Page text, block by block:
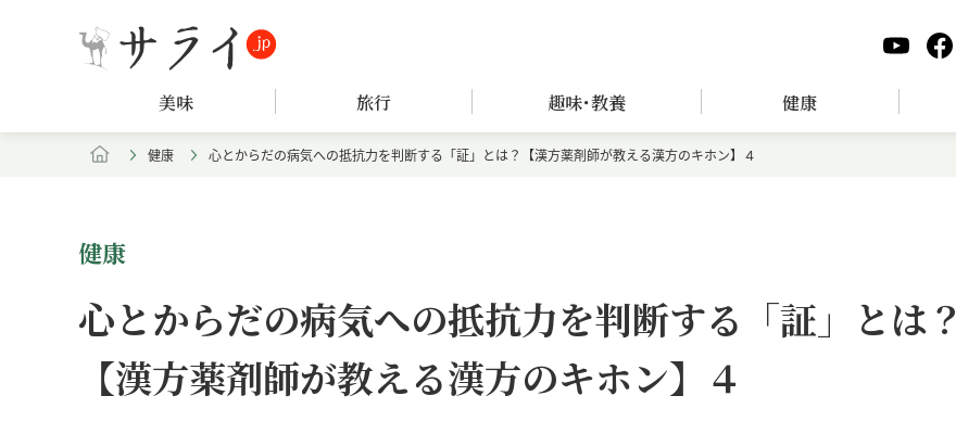
美味 旅行 趣味･教養 健康
健康 心とからだの病気への抵抗力を判断する「証」とは？【漢方薬剤師が教える漢方のキホン】４
健康
心とからだの病気への抵抗力を判断する「証」とは？
【漢方薬剤師が教える漢方のキホン】４